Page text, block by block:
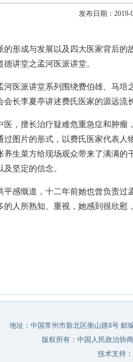
发布日期：
的形成与发展以及四大医家背后
讲堂之孟河医派讲堂。
河医派讲堂系列围绕费伯雄、马
会长李夏亭讲述费氏医家的源远流
医，擅长治疗疑难危重急症和肿
过图片的形式，以费氏医家代表
养生菜方给现场观众带来了满满
坚定的信念。
平感慨道，十二年前她也曾负责
的人所熟知、重视，她感到很欣
地址：中国常州市新北区衡山路8号 邮
版权所有：中国人民政治协
技术支持：